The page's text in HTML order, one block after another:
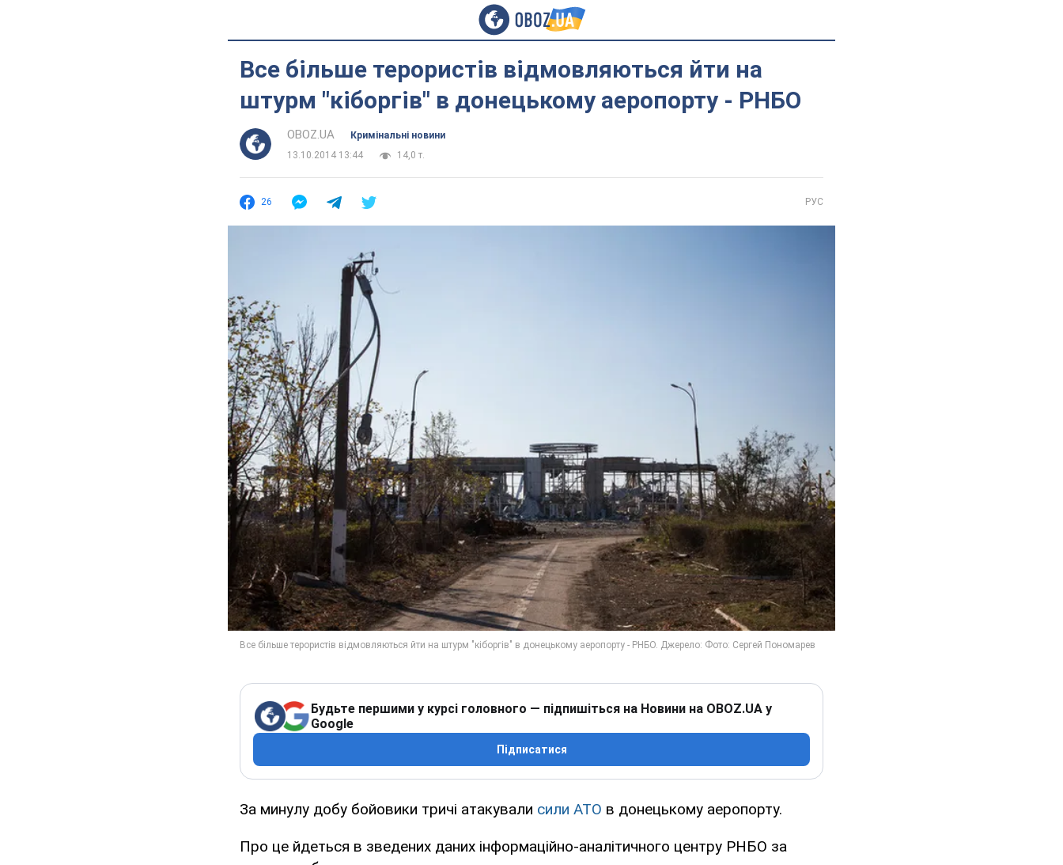
Все більше терористів відмовляються йти на
штурм "кіборгів" в донецькому аеропорту - РНБО
OBOZ.UA
Кримінальні новини
13.10.2014 13:44
14,0 т.
26 РУС
Будьте першими у курсі головного — підпишіться на Новини на OBOZ.UA у
Google
Підписатися
За минулу добу бойовики тричі атакували сили АТО в донецькому аеропорту.
Про це йдеться в зведених даних інформаційно-аналітичного центру РНБО за